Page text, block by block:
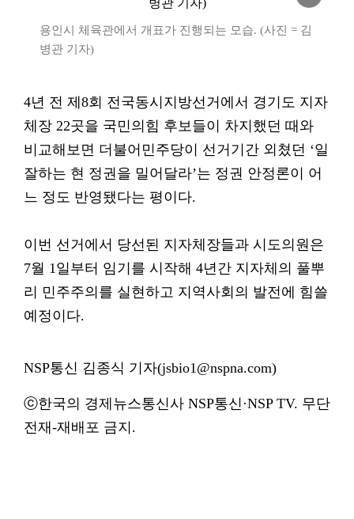
용인시 체육관에서 개표가 진행되는 모습. (사진 = 김
병관 기자)
4년 전 제8회 전국동시지방선거에서 경기도 지자
체장 22곳을 국민의힘 후보들이 차지했던 때와
비교해보면 더불어민주당이 선거기간 외쳤던 ‘일
잘하는 현 정권을 밀어달라’는 정권 안정론이 어
느 정도 반영됐다는 평이다.
이번 선거에서 당선된 지자체장들과 시도의원은
7월 1일부터 임기를 시작해 4년간 지자체의 풀뿌
리 민주주의를 실현하고 지역사회의 발전에 힘쓸
예정이다.
NSP통신 김종식 기자(jsbio1@nspna.com)
ⓒ한국의 경제뉴스통신사 NSP통신·NSP TV. 무단
전재-재배포 금지.